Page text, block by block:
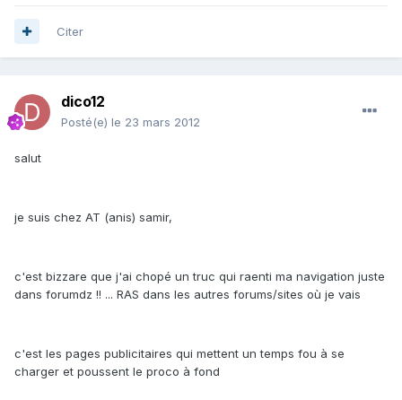
Citer
dico12
Posté(e) le 23 mars 2012
salut
je suis chez AT (anis) samir,
c'est bizzare que j'ai chopé un truc qui raenti ma navigation juste
dans forumdz !! ... RAS dans les autres forums/sites où je vais
c'est les pages publicitaires qui mettent un temps fou à se
charger et poussent le proco à fond